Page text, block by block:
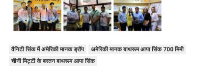
वैनिटी सिंक में अमेरिकी मानक ड्रॉप
अमेरिकी मानक बाथरूम आपा सिंक 700 मिमी
चीनी मिट्टी के बरतन बाथरूम आपा सिंक